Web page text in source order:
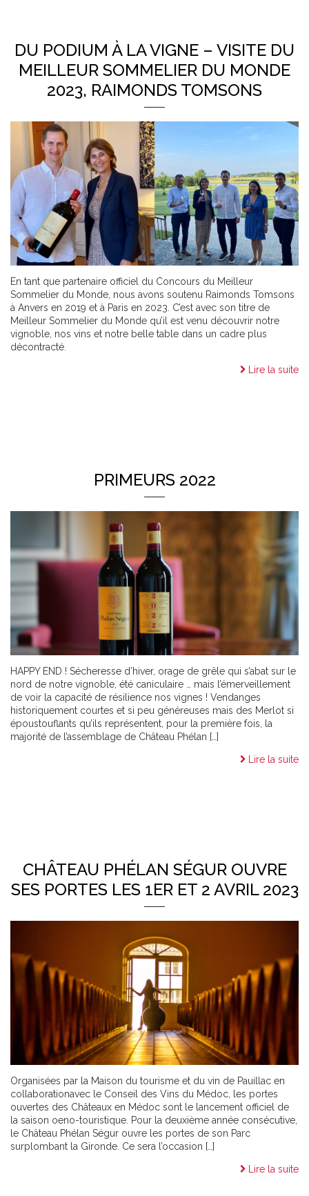
DU PODIUM À LA VIGNE – VISITE DU
MEILLEUR SOMMELIER DU MONDE
2023, RAIMONDS TOMSONS
En tant que partenaire officiel du Concours du Meilleur
Sommelier du Monde, nous avons soutenu Raimonds Tomsons
à Anvers en 2019 et à Paris en 2023. C’est avec son titre de
Meilleur Sommelier du Monde qu’il est venu découvrir notre
vignoble, nos vins et notre belle table dans un cadre plus
décontracté.
Lire la suite
PRIMEURS 2022
HAPPY END ! Sécheresse d’hiver, orage de grêle qui s’abat sur le
nord de notre vignoble, été caniculaire … mais l’émerveillement
de voir la capacité de résilience nos vignes ! Vendanges
historiquement courtes et si peu généreuses mais des Merlot si
époustouflants qu’ils représentent, pour la première fois, la
majorité de l’assemblage de Château Phélan […]
Lire la suite
CHÂTEAU PHÉLAN SÉGUR OUVRE
SES PORTES LES 1ER ET 2 AVRIL 2023
Organisées par la Maison du tourisme et du vin de Pauillac en
collaborationavec le Conseil des Vins du Médoc, les portes
ouvertes des Châteaux en Médoc sont le lancement officiel de
la saison oeno-touristique. Pour la deuxième année consécutive,
le Château Phélan Ségur ouvre les portes de son Parc
surplombant la Gironde. Ce sera l’occasion […]
Lire la suite